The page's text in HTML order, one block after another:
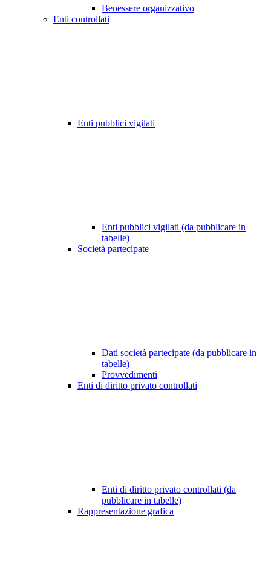
Benessere organizzativo
Enti controllati
Enti pubblici vigilati
Enti pubblici vigilati (da pubblicare in
tabelle)
Società partecipate
Dati società partecipate (da pubblicare in
tabelle)
Provvedimenti
Enti di diritto privato controllati
Enti di diritto privato controllati (da
pubblicare in tabelle)
Rappresentazione grafica